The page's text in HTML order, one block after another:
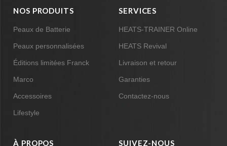
NOS PRODUITS
Peaux de Batterie
Peaux personnalisées
Éditions limitées Franck
Marco
Accessoires
Lifestyle
SERVICES
HEATS-TRAINER Online
HEATS Revival
Livraison et retour
Garanties
Contactez-nous
À PROPOS SUIVEZ-NOUS